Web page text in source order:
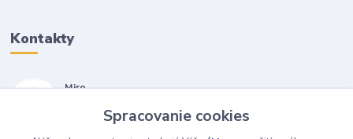
Kontakty
Miro
(Po-Pia, 7-17 hod.)
Spracovanie cookies